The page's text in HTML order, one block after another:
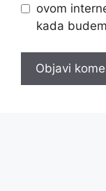
ovom
kada